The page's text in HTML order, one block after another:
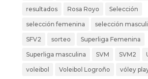
resultados Rosa Royo Selección
selección femenina selección
SFV2 sorteo Superliga Femenina
Superliga masculina SVM SVM2
voleibol Voleibol Logroño vóley